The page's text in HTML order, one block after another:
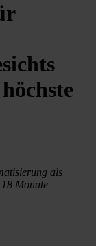
als
Monate